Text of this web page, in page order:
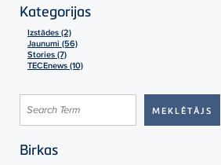
Kategorijas
Izstādes (2)
Jaunumi (56)
Stories (7)
TECEnews (10)
Birkas